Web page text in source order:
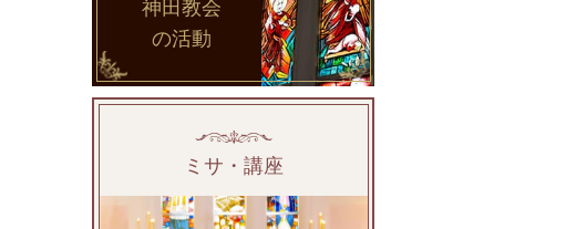
神田教会
の活動
ミサ・講座